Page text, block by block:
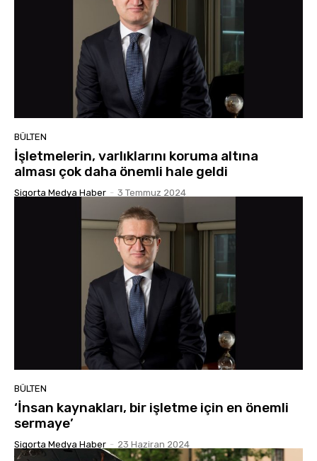
BÜLTEN
İşletmelerin, varlıklarını koruma altına
alması çok daha önemli hale geldi
Sigorta Medya Haber - 3 Temmuz 2024
BÜLTEN
‘İnsan kaynakları, bir işletme için en önemli
sermaye’
Sigorta Medya Haber - 23 Haziran 2024